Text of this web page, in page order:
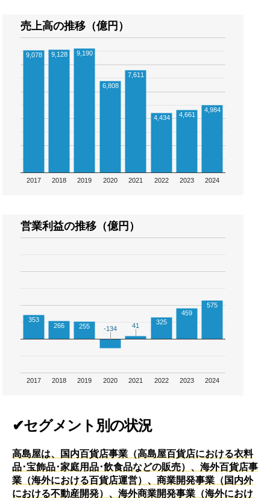
売上高の推移（億円）
2017 2018 2019 2020 2021 2022 2023 2024
9,078 9,128 9,190
6,808
7,611
4,434 4,661
4,984
営業利益の推移（億円）
2017 2018 2019 2020 2021 2022 2023 2024
353
266
255 -134
-134 41
41 325
459
575
✔セグメント別の状況
高島屋は、国内百貨店事業（高島屋百貨店における衣料
品･宝飾品･家庭用品･飲食品などの販売）、海外百貨店事
業（海外における百貨店運営）、商業開発事業（国内外
における不動産開発）、海外商業開発事業（海外におけ